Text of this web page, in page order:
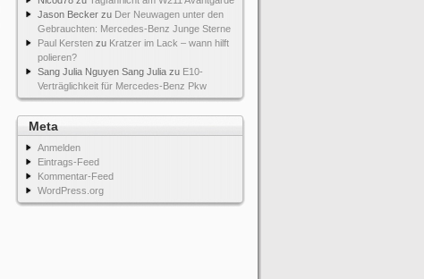
Jason Becker zu Der Neuwagen unter den
Gebrauchten: Mercedes-Benz Junge Sterne
Paul Kersten zu Kratzer im Lack – wann hilft
polieren?
Sang Julia Nguyen Sang Julia zu E10-
Verträglichkeit für Mercedes-Benz Pkw
Meta
Anmelden
Eintrags-Feed
Kommentar-Feed
WordPress.org